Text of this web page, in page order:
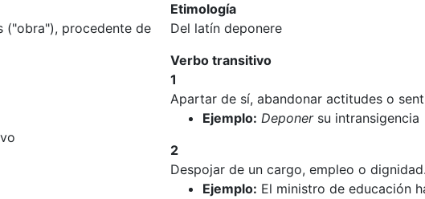
("obra"), procedente de
Etimología
Del latín deponere
Verbo transitivo
1
Apartar de sí, abandonar actitudes o
Ejemplo: Deponersu intransigencia
2
Despojar de un cargo, empleo o dignidad.
Ejemplo: El ministro de educación